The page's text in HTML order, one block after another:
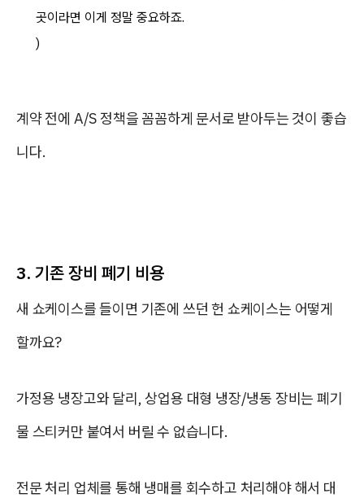
곳이라면 이게 정말 중요하죠.
)
계약 전에 A/S 정책을 꼼꼼하게 문서로 받아두는 것이 좋습
니다.
3. 기존 장비 폐기 비용
새 쇼케이스를 들이면 기존에 쓰던 헌 쇼케이스는 어떻게
할까요?
가정용 냉장고와 달리, 상업용 대형 냉장/냉동 장비는 폐기
물 스티커만 붙여서 버릴 수 없습니다.
전문 처리 업체를 통해 냉매를 회수하고 처리해야 해서 대